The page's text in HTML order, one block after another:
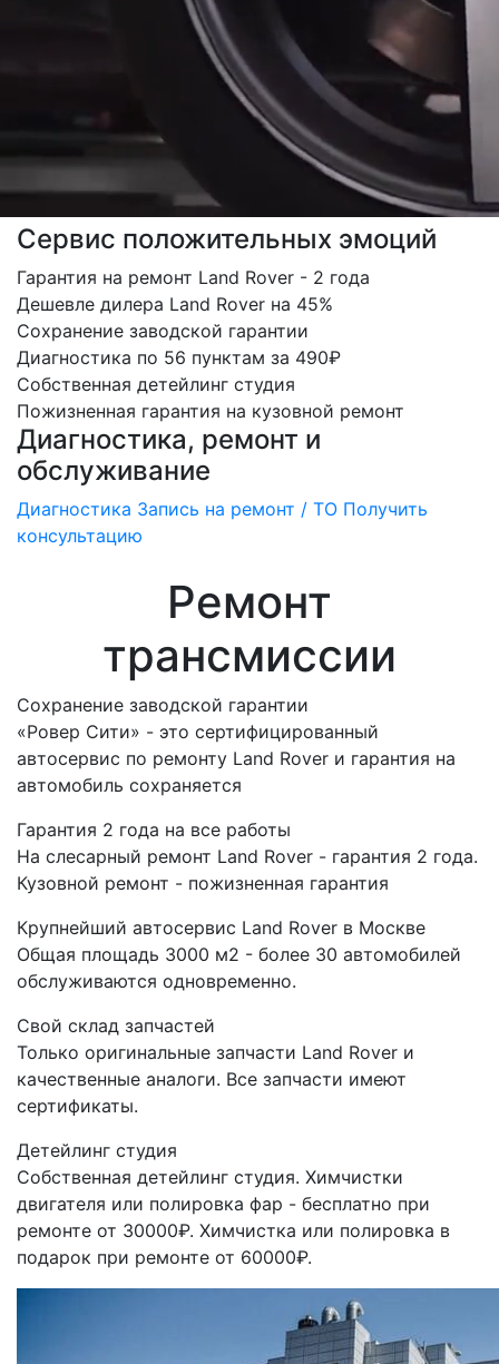
Сервис положительных эмоций
Гарантия на ремонт Land Rover - 2 года
Дешевле дилера Land Rover на 45%
Сохранение заводской гарантии
Диагностика по 56 пунктам за 490₽
Собственная детейлинг студия
Пожизненная гарантия на кузовной ремонт
Диагностика, ремонт и
обслуживание
Диагностика Запись на ремонт / ТО Получить
консультацию
Ремонт
трансмиссии
Сохранение заводской гарантии
«Ровер Сити» - это сертифицированный
автосервис по ремонту Land Rover и гарантия на
автомобиль сохраняется
Гарантия 2 года на все работы
На слесарный ремонт Land Rover - гарантия 2 года.
Кузовной ремонт - пожизненная гарантия
Крупнейший автосервис Land Rover в Москве
Общая площадь 3000 м2 - более 30 автомобилей
обслуживаются одновременно.
Свой склад запчастей
Только оригинальные запчасти Land Rover и
качественные аналоги. Все запчасти имеют
сертификаты.
Детейлинг студия
Собственная детейлинг студия. Химчистки
двигателя или полировка фар - бесплатно при
ремонте от 30000₽. Химчистка или полировка в
подарок при ремонте от 60000₽.